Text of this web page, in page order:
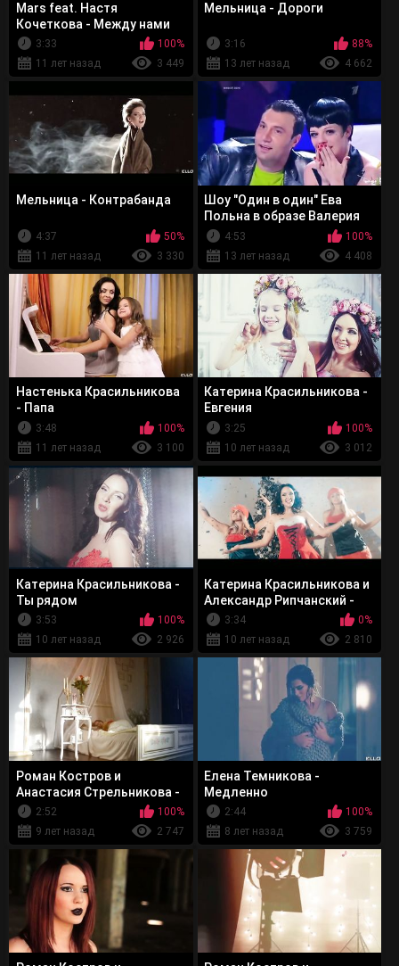
Mars feat. Настя
Кочеткова - Между нами
3:33
100%
11 лет назад
3 449
Мельница - Дороги
3:16
88%
13 лет назад
4 662
Мельница - Контрабанда
4:37
50%
11 лет назад
3 330
Шоу "Один в один" Ева
Польна в образе Валерия
Меладзе 17 .03.2013
4:53
100%
13 лет назад
4 408
Настенька Красильникова
- Папа
3:48
100%
11 лет назад
3 100
Катерина Красильникова -
Евгения
3:25
100%
10 лет назад
3 012
Катерина Красильникова -
Ты рядом
3:53
100%
10 лет назад
2 926
Катерина Красильникова и
Александр Рипчанский -
Новогодняя сказка
3:34
0%
10 лет назад
2 810
Роман Костров и
Анастасия Стрельникова -
Дыши
2:52
100%
9 лет назад
2 747
Елена Темникова -
Медленно
2:44
100%
8 лет назад
3 759